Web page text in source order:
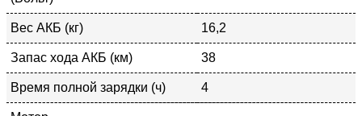
Вес АКБ (кг) 16,2
Запас хода АКБ (км) 38
Время полной зарядки (ч) 4